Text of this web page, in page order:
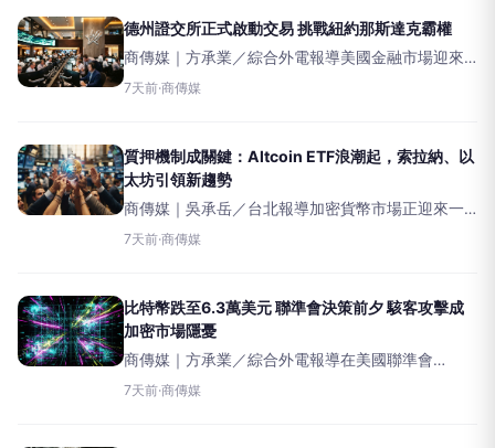
德州證交所正式啟動交易 挑戰紐約那斯達克霸權
商傳媒｜方承業／綜合外電報導美國金融市場迎來
新競爭者。德州證券交易所
7天前·商傳媒
質押機制成關鍵：Altcoin ETF浪潮起，索拉納、以
太坊引領新趨勢
商傳媒｜吳承岳／台北報導加密貨幣市場正迎來一
股另類加密貨幣ETF（AltcoinETF）浪潮，與初期僅
7天前·商傳媒
比特幣跌至6.3萬美元 聯準會決策前夕 駭客攻擊成
加密市場隱憂
商傳媒｜方承業／綜合外電報導在美國聯準會
（FederalReserve）備受關注的利率決策會議結束
7天前·商傳媒